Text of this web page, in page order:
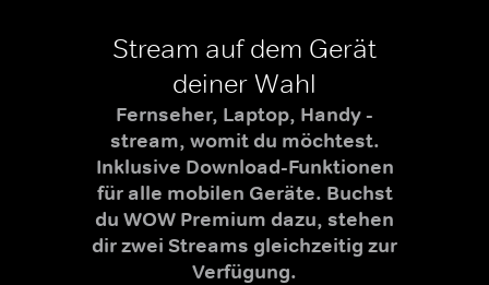
Stream auf dem Gerät
deiner Wahl
Fernseher, Laptop, Handy -
stream, womit du möchtest.
Inklusive Download-Funktionen
für alle mobilen Geräte. Buchst
du WOW Premium dazu, stehen
dir zwei Streams gleichzeitig zur
Verfügung.